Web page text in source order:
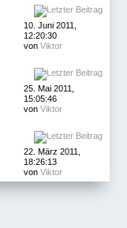
10. Juni 2011,
12:20:30
von Viktor
25. Mai 2011,
15:05:46
von Viktor
22. März 2011,
18:26:13
von Viktor